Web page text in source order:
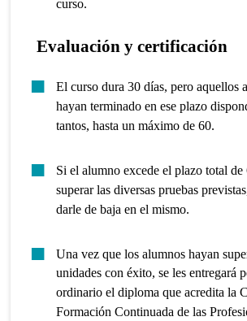
curso.
Evaluación y certificación
El curso dura 30 días, pero aquellos
hayan terminado en ese plazo
tantos, hasta un máximo de 60.
Si el alumno excede el plazo total de
superar las diversas pruebas
darle de baja en el mismo.
Una vez que los alumnos hayan
unidades con éxito, se les entregará
ordinario el diploma que acredita la
Formación Continuada de las